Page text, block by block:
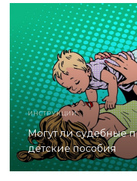
ИНСТРУКЦИИ
Могут ли судебные
детские пособия